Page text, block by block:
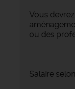
Vous
ou des
Salaire